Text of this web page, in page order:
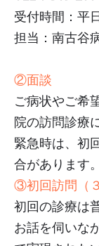
受付時間：平
担当：南古谷
②面談
ご病状やご希
院の訪問診療
緊急時は、初
合があります。
③初回訪問（
初回の診療は
お話を伺いな